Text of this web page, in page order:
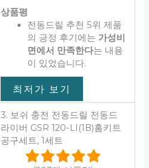
상품평
전동드릴 추천 5위 제품
의 긍정 후기에는 가성비
면에서 만족한다는 내용
이 있었습니다.
최저가 보기
3. 보쉬 충전 전동드릴 전동드
라이버 GSR 120-LI(1B)홈키트
공구세트, 1세트